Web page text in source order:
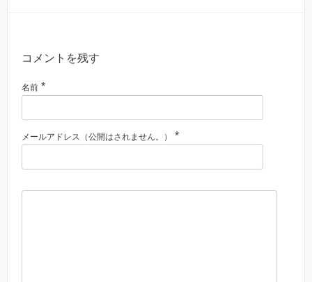
コメントを残す
名前 *
メールアドレス（公開はされません。） *